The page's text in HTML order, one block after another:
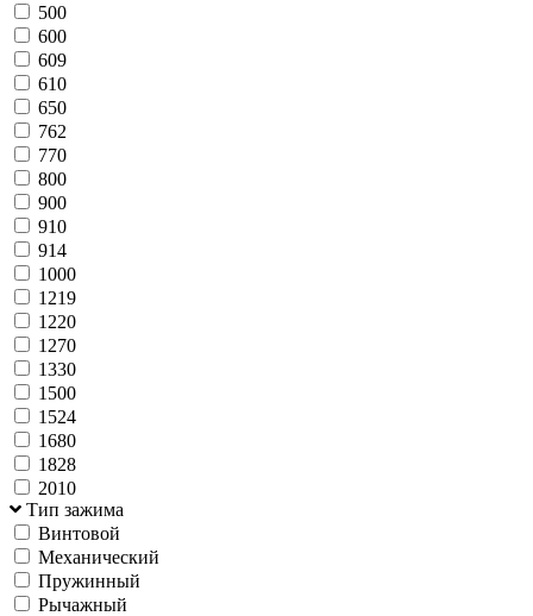
500
600
609
610
650
762
770
800
900
910
914
1000
1219
1220
1270
1330
1500
1524
1680
1828
2010
Тип зажима
Винтовой
Механический
Пружинный
Рычажный